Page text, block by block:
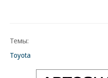
Темы:
Toyota